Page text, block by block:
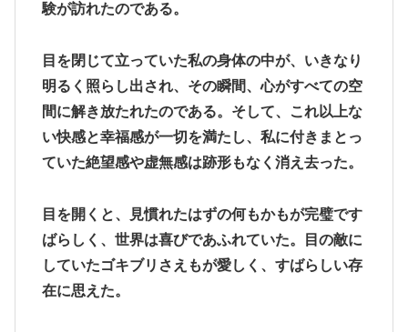
験が訪れたのである。
目を閉じて立っていた私の身体の中が、いきなり
明るく照らし出され、その瞬間、心がすべての空
間に解き放たれたのである。そして、これ以上な
い快感と幸福感が一切を満たし、私に付きまとっ
ていた絶望感や虚無感は跡形もなく消え去った。
目を開くと、見慣れたはずの何もかもが完璧です
ばらしく、世界は喜びであふれていた。目の敵に
していたゴキブリさえもが愛しく、すばらしい存
在に思えた。